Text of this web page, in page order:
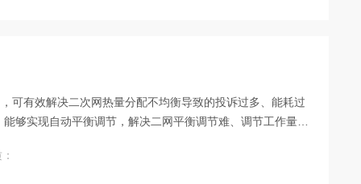
可有效解决二次网热量分配不均衡导致的投诉过多、能耗过
够实现自动平衡调节，解决二网平衡调节难、调节工作量大